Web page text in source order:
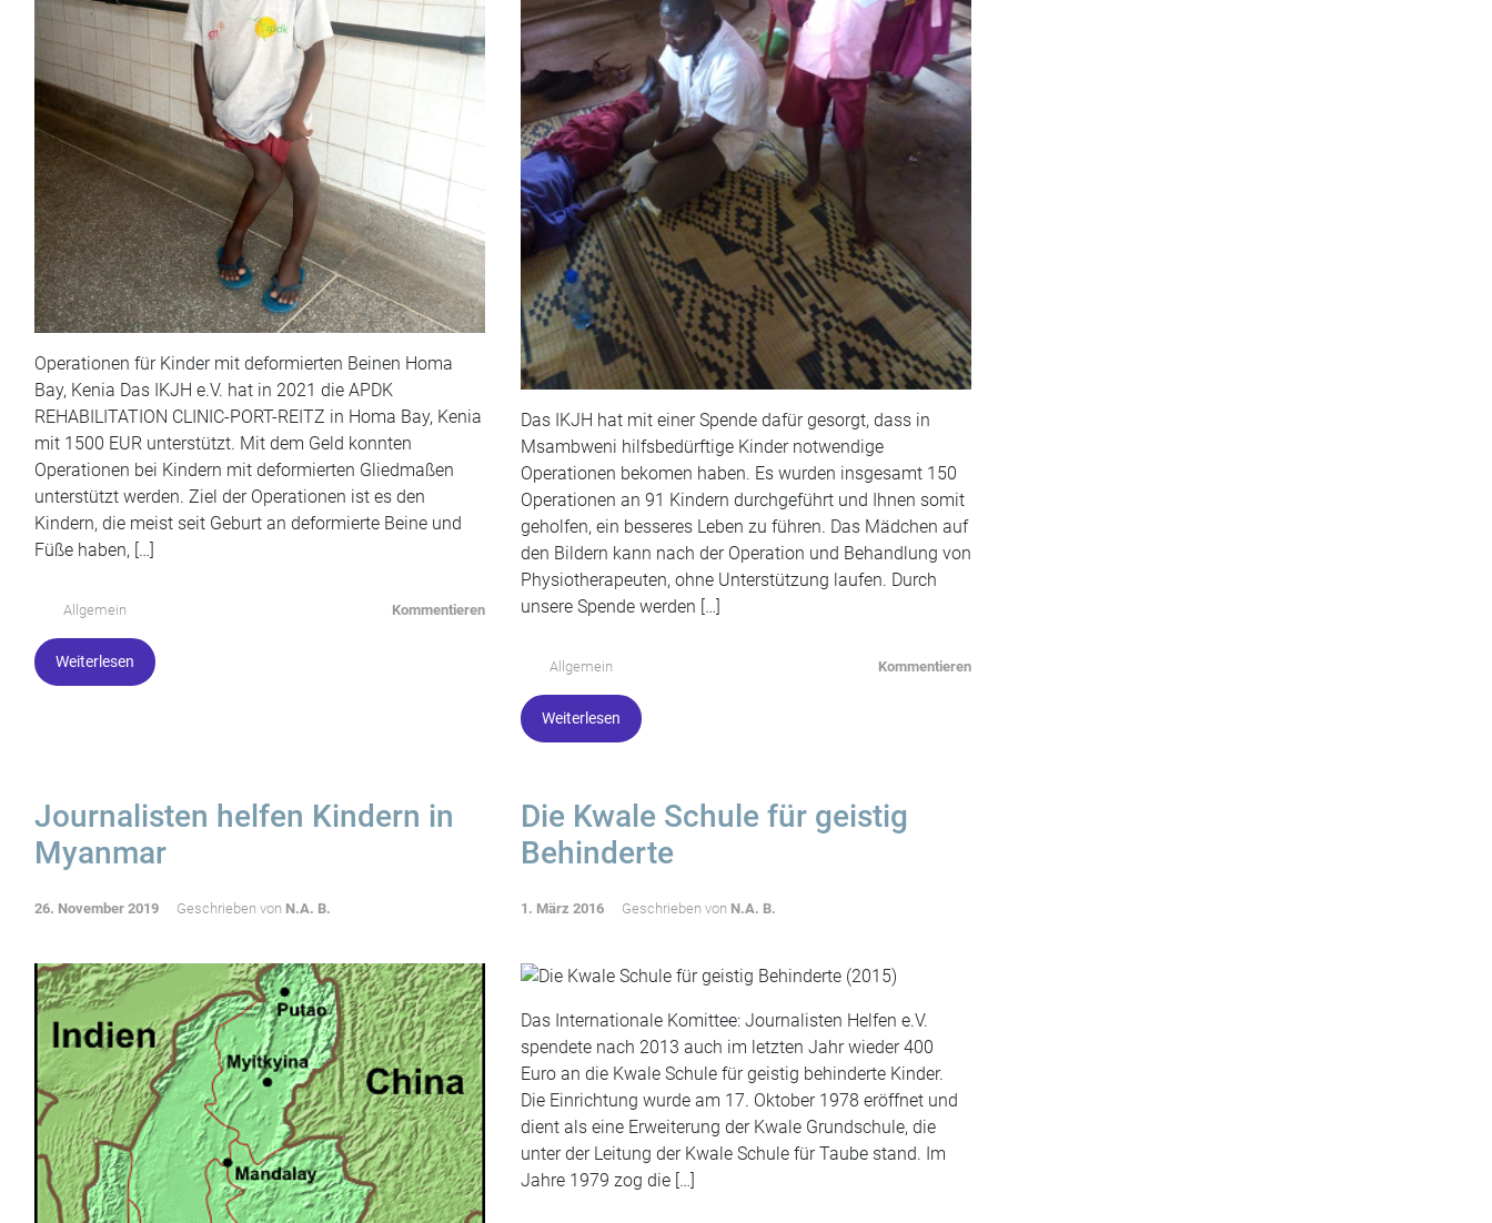
Operationen für Kinder mit deformierten Beinen Homa
Bay, Kenia Das IKJH e.V. hat in 2021 die APDK
REHABILITATION CLINIC-PORT-REITZ in Homa Bay, Kenia
mit 1500 EUR unterstützt. Mit dem Geld konnten
Operationen bei Kindern mit deformierten Gliedmaßen
unterstützt werden. Ziel der Operationen ist es den
Kindern, die meist seit Geburt an deformierte Beine und
Füße haben, […]
Allgemein Kommentieren
Weiterlesen
Das IKJH hat mit einer Spende dafür gesorgt, dass in
Msambweni hilfsbedürftige Kinder notwendige
Operationen bekomen haben. Es wurden insgesamt 150
Operationen an 91 Kindern durchgeführt und Ihnen somit
geholfen, ein besseres Leben zu führen. Das Mädchen auf
den Bildern kann nach der Operation und Behandlung von
Physiotherapeuten, ohne Unterstützung laufen. Durch
unsere Spende werden […]
Allgemein Kommentieren
Weiterlesen
Journalisten helfen Kindern in
Myanmar
26. November 2019 Geschrieben von N.A. B.
Die Kwale Schule für geistig
Behinderte
1. März 2016 Geschrieben von N.A. B.
Das Internationale Komittee: Journalisten Helfen e.V.
spendete nach 2013 auch im letzten Jahr wieder 400
Euro an die Kwale Schule für geistig behinderte Kinder.
Die Einrichtung wurde am 17. Oktober 1978 eröffnet und
dient als eine Erweiterung der Kwale Grundschule, die
unter der Leitung der Kwale Schule für Taube stand. Im
Jahre 1979 zog die […]